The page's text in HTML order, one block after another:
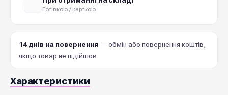
Готівкою / карткою
14 днів на повернення — обмін або повернення коштів,
якщо товар не підійшов
Характеристики